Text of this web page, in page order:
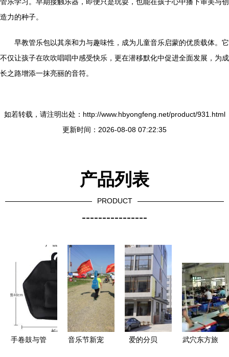
造力的种子。
早教管乐包以其亲和力与趣味性，成为儿童音乐启蒙的优质载体。它
不仅让孩子在吹吹唱唱中感受快乐，更在潜移默化中促进全面发展，为成
长之路增添一抹亮丽的音符。
如若转载，请注明出处：http://www.hbyongfeng.net/product/931.html
更新时间：2026-08-08 07:22:35
产品列表
PRODUCT
----------------
手卷鼓与管
音乐节新宠
爱的分贝
武穴东方旅